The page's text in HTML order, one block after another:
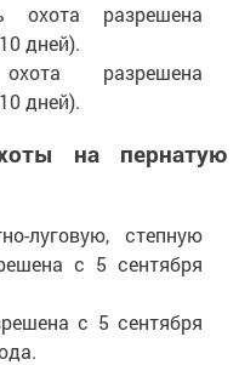
разрешена
дней).
разрешена
дней).
на пернатую
луговую, степную
с 5 сентября
с 5 сентября